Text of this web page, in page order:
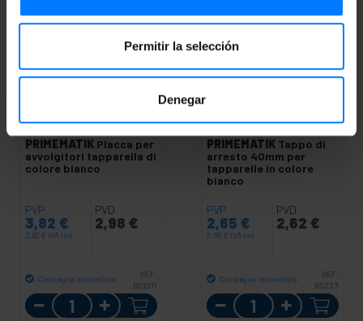
Permitir la selección
Denegar
PRIMEMATIK Placca per
avvolgitori tapparella di
colore bianco
PVP
3,82 €
3,82 € IVA inc.
PVD
2,98 €
Consegna immediata
REF:
BS220
Quantità
PRIMEMATIK Tappo di
arresto 40mm per
tapparelle in colore
bianco
PVP
2,65 €
2,65 € IVA inc.
PVD
2,62 €
Consegna immediata
REF:
BS233
Quantità